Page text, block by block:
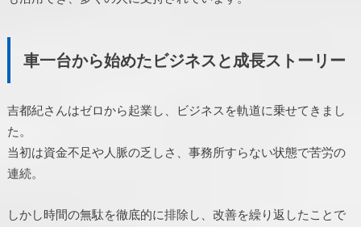
車一台から始めたビジネスと成長ストーリー
吉都紀さんはゼロから起業し、ビジネスを軌道に乗せてきまし
た。
当初は資金不足や人脈の乏しさ、事務所すらない状態で苦労の
連続。
しかし時間の無駄を徹底的に排除し、改善を繰り返したことで